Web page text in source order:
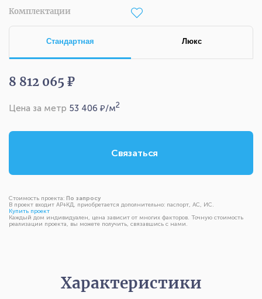
Комплектации
Стандартная Люкс
8 812 065 ₽
Цена за метр 53 406 ₽/м2
Связаться
Стоимость проекта: По запросу
В проект входит АР+КД, приобретается дополнительно: паспорт, АС, ИС.
Купить проект
Каждый дом индивидуален, цена зависит от многих факторов. Точную стоимость
реализации проекта, вы можете получить, связавшись с нами.
Характеристики